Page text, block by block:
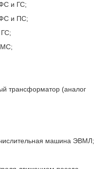
и ГС;
и ПС;
трансформатор (аналог
машина ЭВМЛ;